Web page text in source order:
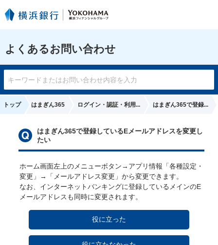
よくあるお問い合わせ
トップ はまぎん365 ログイン・認証・利用... はまぎん365で登録...
はまぎん365で登録しているEメールアドレスを変更し
たい
ホーム画面左上のメニューボタン→アプリ情報「各種設定・
変更」→「メールアドレス変更」から変更できます。
なお、インターネットバンキングに登録しているメインのE
メールアドレスも同時に変更されます。
役に立った